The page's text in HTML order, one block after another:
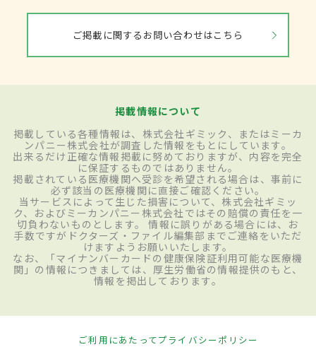
ご掲載に関するお問い合わせはこちら
掲載情報について
掲載している各種情報は、株式会社ギミック、またはミーカ
ンパニー株式会社が調査した情報をもとにしています。
出来るだけ正確な情報掲載に努めておりますが、内容を完全
に保証するものではありません。
掲載されている医療機関へ受診を希望される場合は、事前に
必ず該当の医療機関に直接ご確認ください。
当サービスによって生じた損害について、株式会社ギミッ
ク、およびミーカンパニー株式会社ではその賠償の責任を一
切負わないものとします。 情報に誤りがある場合には、お
手数ですがドクターズ・ファイル編集部までご連絡をいただ
けますようお願いいたします。
なお、「マイナンバーカードの健康保険証利用可能な医療機
関」の情報につきましては、厚生労働省の情報提供のもと、
情報を掲出しております。
ご利用にあたってプライバシーポリシー